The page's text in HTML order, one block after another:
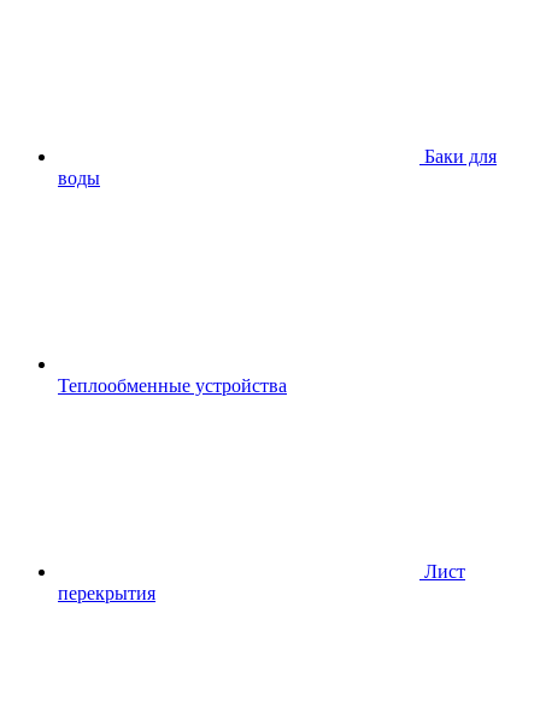
Баки для
воды
Теплообменные устройства
Лист
перекрытия